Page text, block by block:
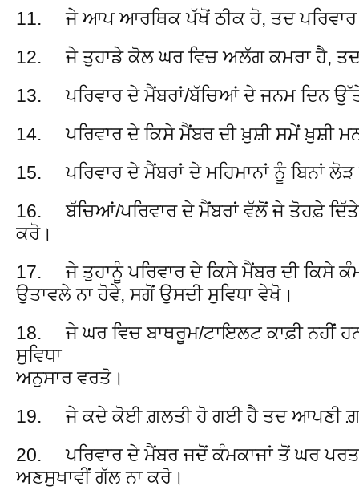
11. ਜੇ ਆਪ ਆਰਥਿਕ ਪੱਖੋਂ ਠੀਕ ਹੋ, ਤਦ ਪਰਿਵਾਰ
12. ਜੇ ਤੁਹਾਡੇ ਕੋਲ ਘਰ ਵਿਚ ਅਲੱਗ ਕਮਰਾ ਹੈ,
13. ਪਰਿਵਾਰ ਦੇ ਮੈਂਬਰਾਂ/ਬੱਚਿਆਂ ਦੇ ਜਨਮ ਦਿਨ
14. ਪਰਿਵਾਰ ਦੇ ਕਿਸੇ ਮੈਂਬਰ ਦੀ ਖ਼ੁਸ਼ੀ ਸਮੇਂ ਖ਼ੁਸ਼ੀ
15. ਪਰਿਵਾਰ ਦੇ ਮੈਂਬਰਾਂ ਦੇ ਮਹਿਮਾਨਾਂ ਨੂੰ ਬਿਨਾਂ ਲੋੜ
16. ਬੱਚਿਆਂ/ਪਰਿਵਾਰ ਦੇ ਮੈਂਬਰਾਂ ਵੱਲੋਂ ਜੇ ਤੋਹਫ਼ੇ ਦਿੱਤੇ
ਕਰੋ।
17. ਜੇ ਤੁਹਾਨੂੰ ਪਰਿਵਾਰ ਦੇ ਕਿਸੇ ਮੈਂਬਰ ਦੀ ਕਿਸੇ
ਉਤਾਵਲੇ ਨਾ ਹੋਵੇ, ਸਗੋਂ ਉਸਦੀ ਸੁਵਿਧਾ ਵੇਖੋ।
18. ਜੇ ਘਰ ਵਿਚ ਬਾਥਰੂਮ/ਟਾਇਲਟ ਕਾਫ਼ੀ ਨਹੀਂ
ਸੁਵਿਧਾ
ਅਨੁਸਾਰ ਵਰਤੋ।
19. ਜੇ ਕਦੇ ਕੋਈ ਗ਼ਲਤੀ ਹੋ ਗਈ ਹੈ ਤਦ ਆਪਣੀ
20. ਪਰਿਵਾਰ ਦੇ ਮੈਂਬਰ ਜਦੋਂ ਕੰਮਕਾਜਾਂ ਤੋਂ ਘਰ
ਅਣਸੁਖਾਵੀਂ ਗੱਲ ਨਾ ਕਰੋ।